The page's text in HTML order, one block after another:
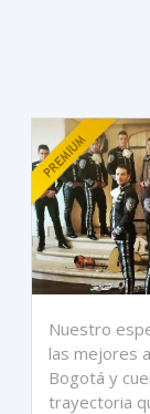
Nuestro
las mejores
Bogotá y
trayectoria